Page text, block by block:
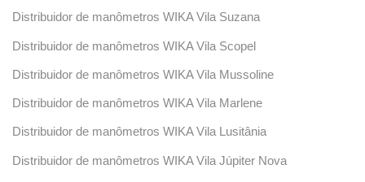
Distribuidor de manômetros WIKA Vila Suzana
Distribuidor de manômetros WIKA Vila Scopel
Distribuidor de manômetros WIKA Vila Mussoline
Distribuidor de manômetros WIKA Vila Marlene
Distribuidor de manômetros WIKA Vila Lusitânia
Distribuidor de manômetros WIKA Vila Júpiter Nova